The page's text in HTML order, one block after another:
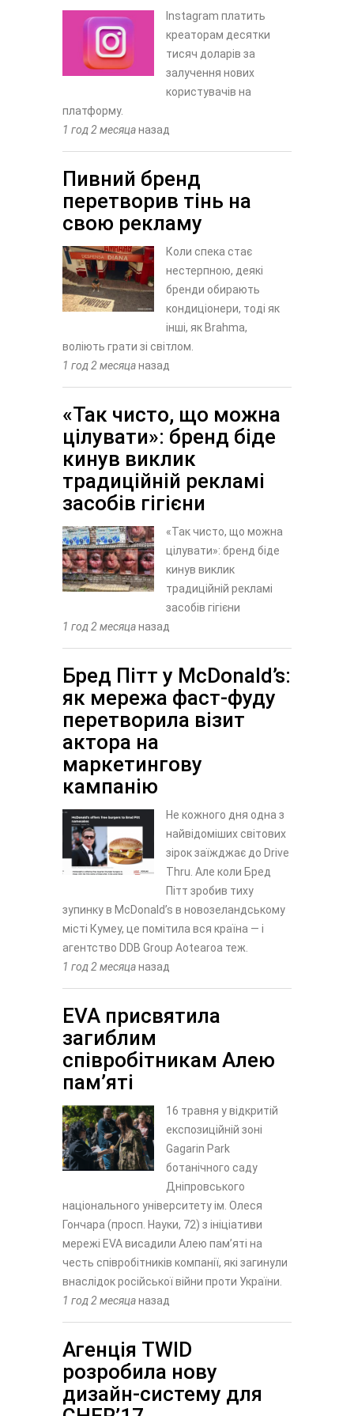
Instagram платить
креаторам десятки
тисяч доларів за
залучення нових
користувачів на
платформу.
1 год 2 месяцаназад
Пивний бренд
перетворив тінь на
свою рекламу
Коли спека стає
нестерпною, деякі
бренди обирають
кондиціонери, тоді як
інші, як Brahma,
воліють грати зі світлом.
1 год 2 месяцаназад
«Так чисто, що можна
цілувати»: бренд біде
кинув виклик
традиційній рекламі
засобів гігієни
«Так чисто, що можна
цілувати»: бренд біде
кинув виклик
традиційній рекламі
засобів гігієни
1 год 2 месяцаназад
Бред Пітт у McDonald’s:
як мережа фаст-фуду
перетворила візит
актора на
маркетингову
кампанію
Не кожного дня одна з
найвідоміших світових
зірок заїжджає до Drive
Thru. Але коли Бред
Пітт зробив тиху
зупинку в McDonald’s в новозеландському
місті Кумеу, це помітила вся країна — і
агентство DDB Group Aotearoa теж.
1 год 2 месяцаназад
EVA присвятила
загиблим
співробітникам Алею
пам’яті
16 травня у відкритій
експозиційній зоні
Gagarin Park
ботанічного саду
Дніпровського
національного університету ім. Олеся
Гончара (просп. Науки, 72) з ініціативи
мережі EVA висадили Алею пам’яті на
честь співробітників компанії, які загинули
внаслідок російської війни проти України.
1 год 2 месяцаназад
Агенція TWID
розробила нову
дизайн-систему для